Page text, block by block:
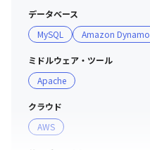
データベース
MySQL
Amazon
ミドルウェア・ツール
Apache
クラウド
AWS